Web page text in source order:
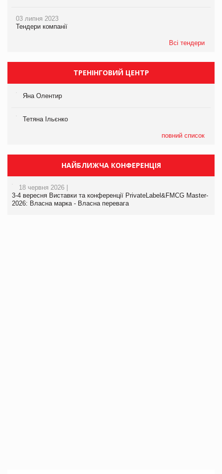
03 липня 2023
Тендери компанії
Всі тендери
ТРЕНІНГОВИЙ ЦЕНТР
Яна Олентир
Тетяна Ільєнко
повний список
НАЙБЛИЖЧА КОНФЕРЕНЦІЯ
18 червня 2026 |
3-4 вересня Виставки та конференції PrivateLabel&FMCG Master-
2026: Власна марка - Власна перевага